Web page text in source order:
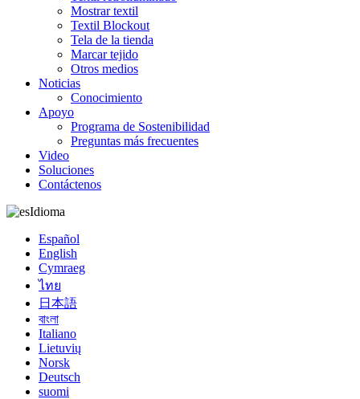
Mostrar textil
Textil Blockout
Tela de la tienda
Marcar tejido
Otros medios
Noticias
Conocimiento
Apoyo
Programa de Sostenibilidad
Preguntas más frecuentes
Video
Soluciones
Contáctenos
Idioma
Español
English
Cymraeg
ไทย
日本語
বাংলা
Italiano
Lietuvių
Norsk
Deutsch
suomi